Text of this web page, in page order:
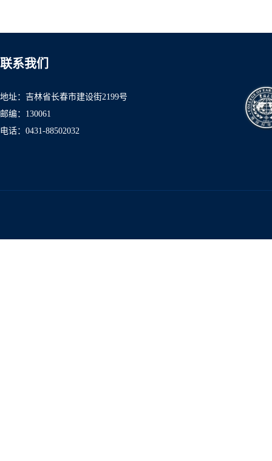
联系我们
地址：吉林省长春市建设街2199号
邮编：130061
电话：0431-88502032